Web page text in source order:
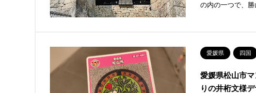
の内の一つで、
愛媛県 四国
愛媛県松山市
りの井桁文様